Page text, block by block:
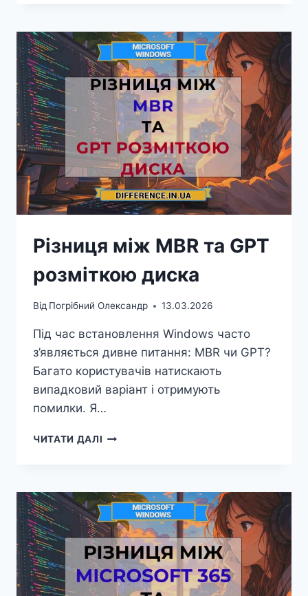
ТА
LEGACY
BIOS
Різниця між MBR та GPT
розміткою диска
Від Погрібний Олександр 13.03.2026
Під час встановлення Windows часто
з’являється дивне питання: MBR чи GPT?
Багато користувачів натискають
випадковий варіант і отримують
помилки. Я…
ЧИТАТИ ДАЛІ РІЗНИЦЯ
GPT
РОЗМІТКОЮ
ДИСКА